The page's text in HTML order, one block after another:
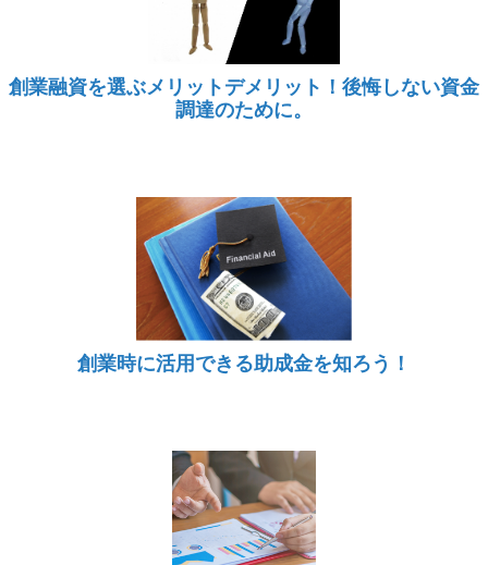
創業融資を選ぶメリットデメリット！後悔しない資金
調達のために。
創業時に活用できる助成金を知ろう！